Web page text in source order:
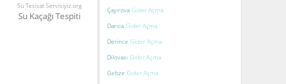
Su Tesisat Servisiyiz.org
Su Kaçağı Tespiti
Çayırova Gider Açma
Darıca Gider Açma
Derince Gider Açma
Dilovası Gider Açma
Gebze Gider Açma